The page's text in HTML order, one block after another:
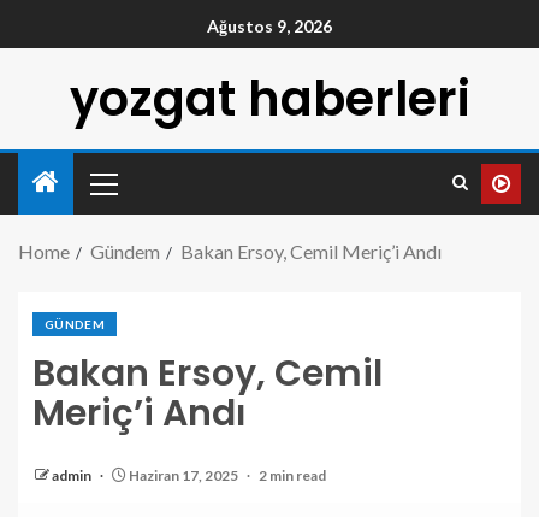
Ağustos 9, 2026
yozgat haberleri
Home Gündem Bakan Ersoy, Cemil Meriç’i Andı
GÜNDEM
Bakan Ersoy, Cemil
Meriç’i Andı
admin Haziran 17, 2025 2 min read